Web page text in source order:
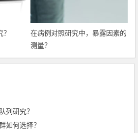
在病例对照研究中，暴露因素的
测量？
列研究？
如何选择？